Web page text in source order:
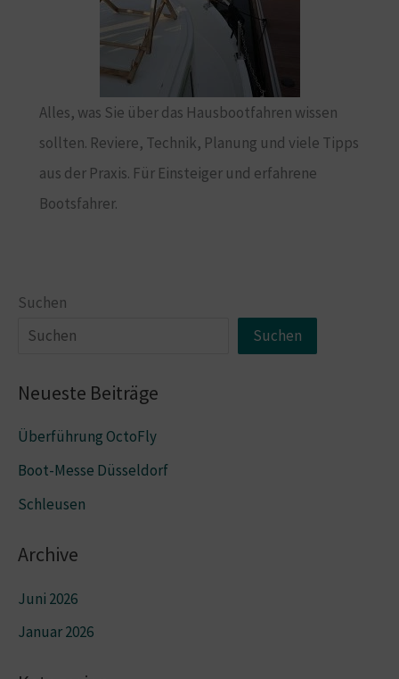
Alles, was Sie über das Hausbootfahren wissen
sollten. Reviere, Technik, Planung und viele Tipps
aus der Praxis. Für Einsteiger und erfahrene
Bootsfahrer.
Suchen
Suchen
Neueste Beiträge
Überführung OctoFly
Boot-Messe Düsseldorf
Schleusen
Archive
Juni 2026
Januar 2026